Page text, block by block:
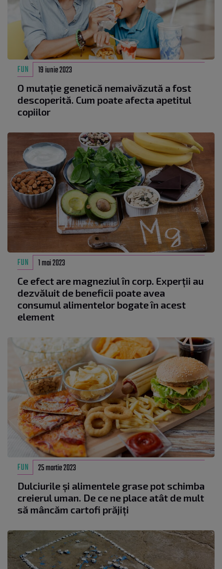
FUN 19 iunie 2023
O mutație genetică nemaivăzută a fost
descoperită. Cum poate afecta apetitul
copiilor
FUN 1 mai 2023
Ce efect are magneziul în corp. Experții au
dezvăluit de beneficii poate avea
consumul alimentelor bogate în acest
element
FUN 25 martie 2023
Dulciurile și alimentele grase pot schimba
creierul uman. De ce ne place atât de mult
să mâncăm cartofi prăjiți